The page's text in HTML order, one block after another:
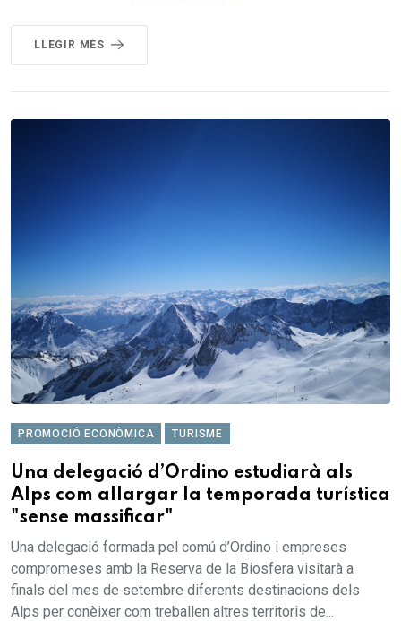
LLEGIR MÉS
PROMOCIÓ ECONÒMICA TURISME
Una delegació d’Ordino estudiarà als
Alps com allargar la temporada turística
"sense massificar"
Una delegació formada pel comú d’Ordino i empreses
compromeses amb la Reserva de la Biosfera visitarà a
finals del mes de setembre diferents destinacions dels
Alps per conèixer com treballen altres territoris de...